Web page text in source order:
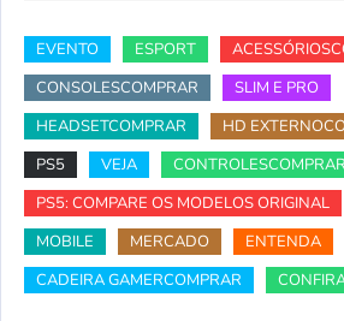
EVENTO ESPORT
CONSOLESCOMPRAR
SLIM E PRO
HEADSETCOMPRAR
HD
PS5
VEJA
CONTROLESCOMPRAR
PS5: COMPARE OS MODELOS ORIGINAL
MOBILE
MERCADO ENTENDA
CADEIRA GAMERCOMPRAR